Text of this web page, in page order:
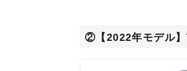
②【2022年モデル